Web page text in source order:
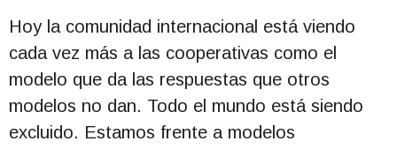
Hoy la comunidad internacional está viendo
cada vez más a las cooperativas como el
modelo que da las respuestas que otros
modelos no dan. Todo el mundo está siendo
excluido. Estamos frente a modelos